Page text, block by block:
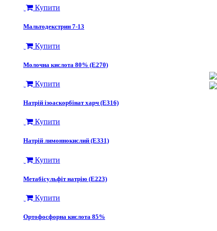
Купити
Мальтодекстрин 7-13
Купити
Молочна кислота 80% (Е270)
Купити
Натрій ізоаскорбінат харч (Е316)
Купити
Натрій лимоннокислий (Е331)
Купити
Метабісульфіт натрію (Е223)
Купити
Ортофосфорна кислота 85%